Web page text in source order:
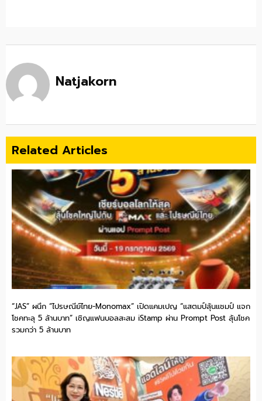
Natjakorn
Related Articles
“JAS” ผนึก “ไปรษณีย์ไทย-Monomax” เปิดแคมเปญ “แสตมป์ลุ้นแชมป์ แจก
โชคทะลุ 5 ล้านบาท” เชิญแฟนบอลสะสม iStamp ผ่าน Prompt Post ลุ้นโชค
รวมกว่า 5 ล้านบาท